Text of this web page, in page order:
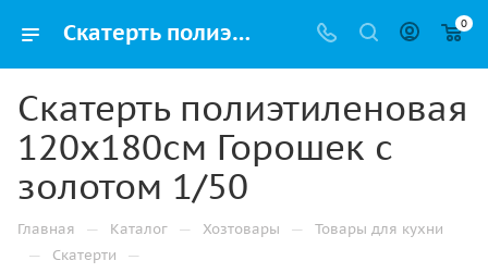
Скатерть полиэтиленовая 120х180см Горошек с золотом 1/50 купить в Казани с доставкой оптом и в розницу 0
Скатерть полиэтиленовая
120х180см Горошек с
золотом 1/50
Главная — Каталог — Хозтовары — Товары для кухни
— Скатерти —